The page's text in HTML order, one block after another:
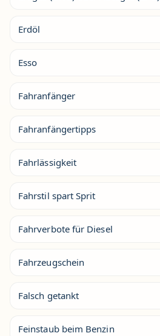
Erdöl
Esso
Fahranfänger
Fahranfängertipps
Fahrlässigkeit
Fahrstil spart Sprit
Fahrverbote für Diesel
Fahrzeugschein
Falsch getankt
Feinstaub beim Benzin